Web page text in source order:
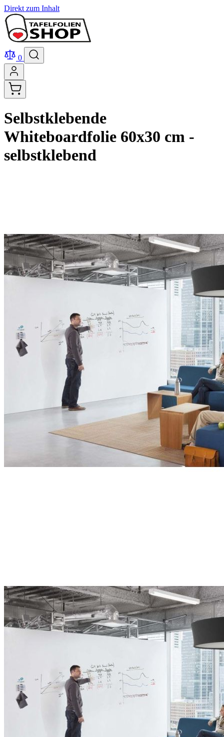
Direkt zum Inhalt
0
Selbstklebende
Whiteboardfolie 60x30 cm -
selbstklebend